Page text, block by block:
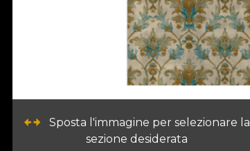
Sposta l'immagine per selezionare la
sezione desiderata